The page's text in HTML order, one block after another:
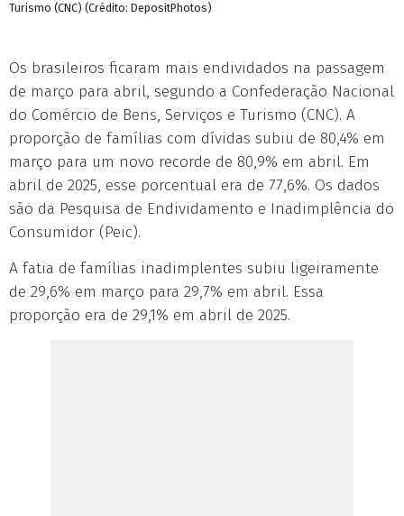
Turismo (CNC) (Crédito: DepositPhotos)
Os brasileiros ficaram mais endividados na passagem
de março para abril, segundo a Confederação Nacional
do Comércio de Bens, Serviços e Turismo (CNC). A
proporção de famílias com dívidas subiu de 80,4% em
março para um novo recorde de 80,9% em abril. Em
abril de 2025, esse porcentual era de 77,6%. Os dados
são da Pesquisa de Endividamento e Inadimplência do
Consumidor (Peic).
A fatia de famílias inadimplentes subiu ligeiramente
de 29,6% em março para 29,7% em abril. Essa
proporção era de 29,1% em abril de 2025.